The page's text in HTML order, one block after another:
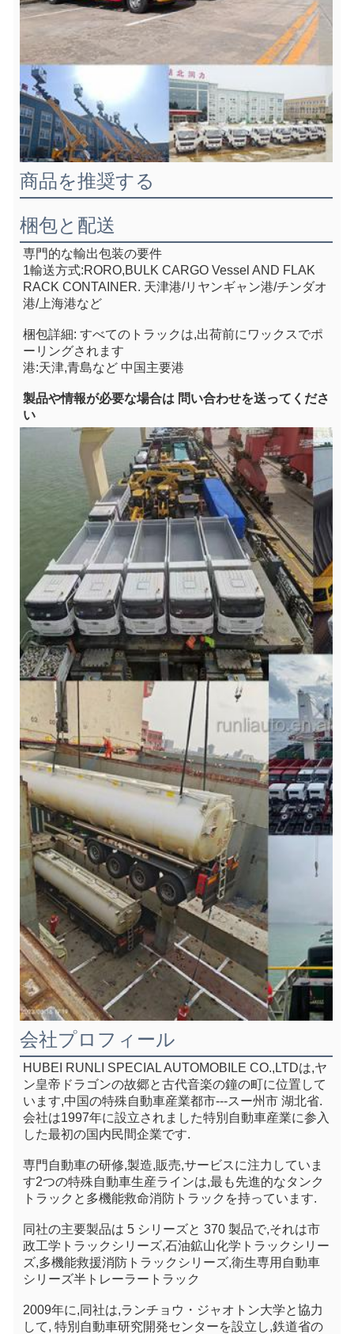
商品を推奨する
梱包と配送
専門的な輸出包装の要件
1輸送方式:RORO,BULK CARGO Vessel AND FLAK
RACK CONTAINER. 天津港/リヤンギャン港/チンダオ
港/上海港など
梱包詳細: すべてのトラックは,出荷前にワックスでポ
ーリングされます
港:天津,青島など 中国主要港
製品や情報が必要な場合は 問い合わせを送ってくださ
い
会社プロフィール
HUBEI RUNLI SPECIAL AUTOMOBILE CO.,LTDは,ヤ
ン皇帝ドラゴンの故郷と古代音楽の鐘の町に位置して
います,中国の特殊自動車産業都市---スー州市 湖北省.
会社は1997年に設立されました特別自動車産業に参入
した最初の国内民間企業です.
専門自動車の研修,製造,販売,サービスに注力していま
す2つの特殊自動車生産ラインは,最も先進的なタンク
トラックと多機能救命消防トラックを持っています.
同社の主要製品は 5 シリーズと 370 製品で,それは市
政工学トラックシリーズ,石油鉱山化学トラックシリー
ズ,多機能救援消防トラックシリーズ,衛生専用自動車
シリーズ半トレーラートラック
2009年に,同社は,ランチョウ・ジャオトン大学と協力
して, 特別自動車研究開発センターを設立し,鉄道省の